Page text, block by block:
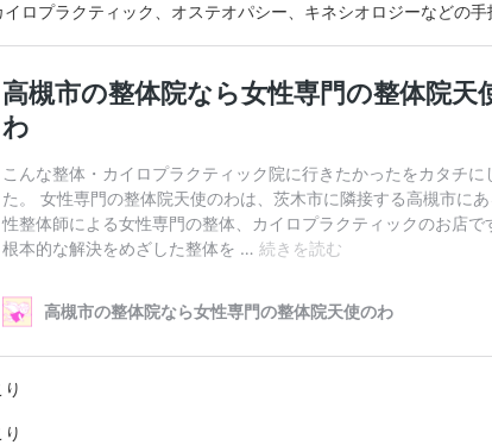
イロプラクティック、オステオパシー、キネシオロジーなどの